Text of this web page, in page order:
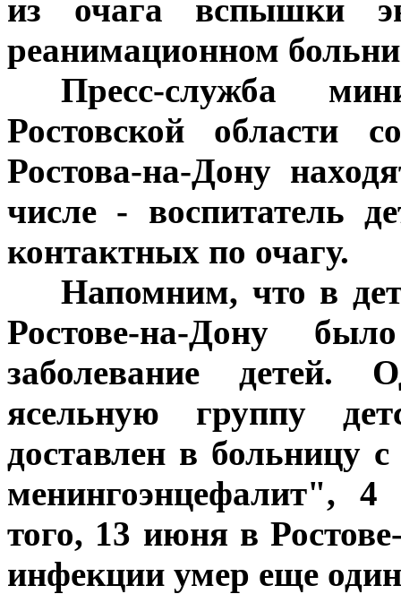
из очага вспышки
реанимационном
Пресс-служба
Ростовской области
Ростова-на-Дону
числе - воспитатель
контактных по очагу.
Напомним, что в
Ростове-на-Дону
заболевание детей.
ясельную группу
доставлен в больницу
менингоэнцефалит",
того, 13 июня в
инфекции умер еще